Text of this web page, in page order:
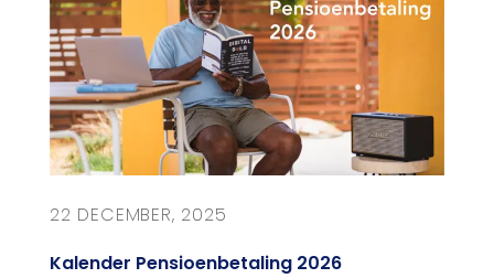
22 DECEMBER, 2025
Kalender Pensioenbetaling 2026